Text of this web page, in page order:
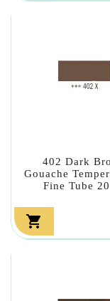
402 Dark
Gouache
Fine Tube
